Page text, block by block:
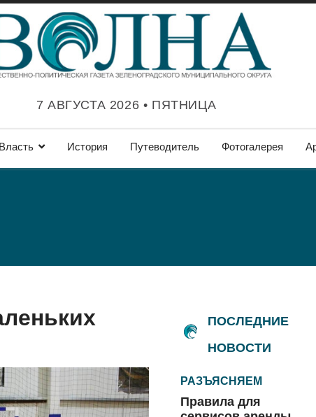
7 АВГУСТА 2026 • ПЯТНИЦА
Власть История Путеводитель Фотогалерея
ПОСЛЕДНИЕ
НОВОСТИ
РАЗЪЯСНЯЕМ
Правила для